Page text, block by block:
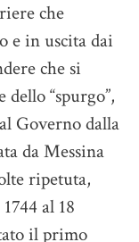
che
e in uscita dai
che si
“spurgo”,
Governo dalla
da Messina
ripetuta,
al 18
il primo